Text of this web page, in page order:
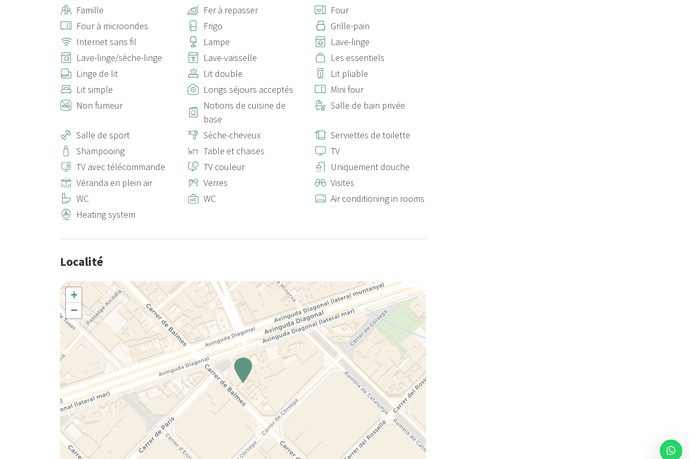
Famille
Fer à repasser
Four
Four à microondes
Frigo
Grille-pain
Internet sans fil
Lampe
Lave-linge
Lave-linge/sèche-linge
Lave-vaisselle
Les essentiels
Linge de lit
Lit double
Lit pliable
Lit simple
Longs séjours acceptés
Mini four
Non fumeur
Notions de cuisine de
base
Salle de bain privée
Salle de sport Sèche-cheveux
Serviettes de toilette
Shampooing
Table et chaises
TV
TV avec télécommande
TV couleur
Uniquement douche
Véranda en plein air
Verres
Visites
WC
WC
Air conditioning in rooms
Heating system
Localité
+
−